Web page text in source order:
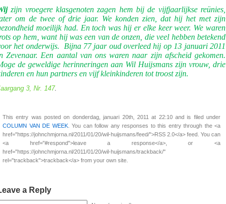
zijn vroegere klasgenoten zagen hem bij de vijfjaarlijkse reünies,
om de twee of drie jaar. We konden zien, dat hij het met zijn
moeilijk had. En toch was hij er elke keer weer. We waren
op hem, want hij was een van de onzen, die veel hebben betekend
het onderwijs.
Bijna 77 jaar oud overleed hij op 13 januari 2011
Zevenaar. Een aantal van ons waren naar zijn afscheid gekomen.
de geweldige herinneringen aan Wil Huijsmans zijn vrouw, drie
en hun partners en vijf kleinkinderen tot troost zijn.
3, Nr. 147.
This entry was posted on donderdag, januari 20th, 2011 at 22:10 and is filed under
COLUMN VAN DE WEEK. You can follow any responses to this entry through the <a
href="https://johnchmjorna.nl/2011/01/20/wil-huijsmans/feed/">RSS 2.0</a> feed. You can
<a href="#respond">leave a response</a>, or <a
href="https://johnchmjorna.nl/2011/01/20/wil-huijsmans/trackback/"
rel="trackback">trackback</a> from your own site.
a Reply